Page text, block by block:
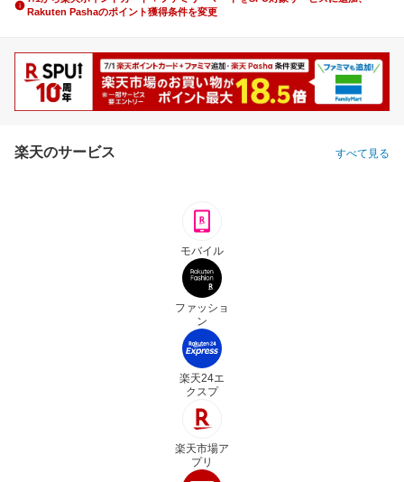
Rakuten Pashaのポイント獲得条件を変更
楽天のサービス すべて見る
モバイル
ファッショ
ン
楽天24エ
クスプ
楽天市場ア
プリ